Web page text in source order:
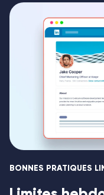
BONNES PRATIQUES